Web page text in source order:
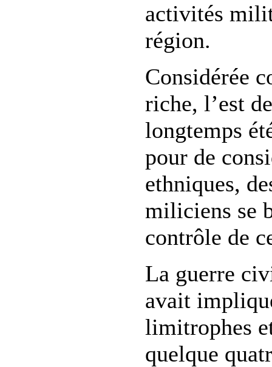
activités
région.
Considérée
riche, l’est
longtemps
pour de
ethniques,
miliciens se
contrôle de
La guerre
avait
limitrophes
quelque